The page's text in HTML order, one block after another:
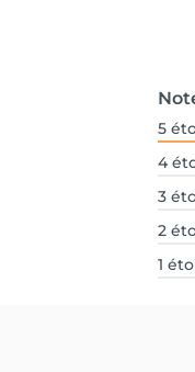
5
4
3
2
1